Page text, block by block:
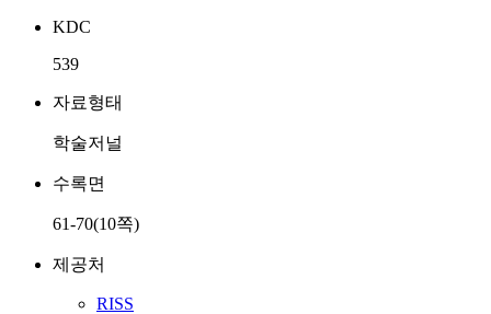
KDC
539
자료형태
학술저널
수록면
61-70(10쪽)
제공처
RISS